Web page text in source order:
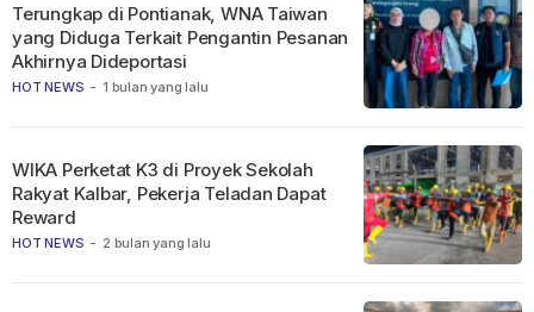
HOT NEWS - 1 bulan yang lalu
Terungkap di Pontianak, WNA Taiwan
yang Diduga Terkait Pengantin Pesanan
Akhirnya Dideportasi
HOT NEWS - 2 bulan yang lalu
WIKA Perketat K3 di Proyek Sekolah
Rakyat Kalbar, Pekerja Teladan Dapat
Reward